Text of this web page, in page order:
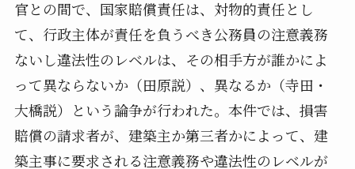
官との間で、国家賠償責任は、対物的責任とし
て、行政主体が責任を負うべき公務員の注意義務
ないし違法性のレベルは、その相手方が誰かによ
って異ならないか（田原説）、異なるか（寺田・
大橋説）という論争が行われた。本件では、損害
賠償の請求者が、建築主か第三者かによって、建
築主事に要求される注意義務や違法性のレベルが